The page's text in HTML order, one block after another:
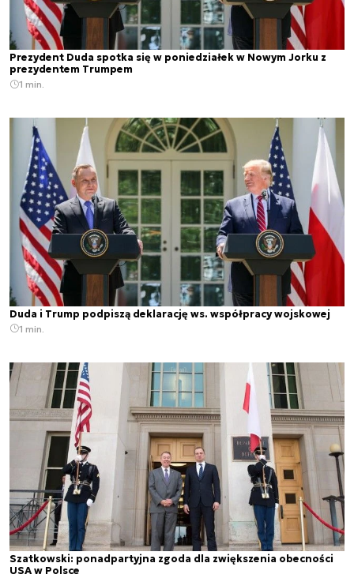
Prezydent Duda spotka się w poniedziałek w Nowym Jorku z
prezydentem Trumpem
1 min.
Duda i Trump podpiszą deklarację ws. współpracy wojskowej
1 min.
Szatkowski: ponadpartyjna zgoda dla zwiększenia obecności
USA w Polsce